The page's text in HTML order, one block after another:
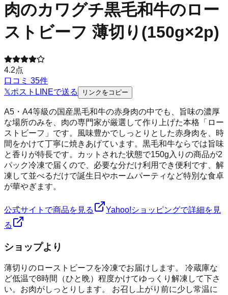
肉のカワグチ黒毛和牛のロー
ストビーフ 薄切り(150g×2p)
4.2点
口コミ 35件
𝕏ポスト LINEで送る リンクをコピー
A5・A4等級の国産黒毛和牛の赤身肉の中でも、旨味の濃厚
な場所のみを、肉の専門家が厳選して作り上げた本格「ロー
ストビーフ」です。風味豊かでしっとりとした赤身肉を、時
間をかけて丁寧に焼きあげています。黒毛和牛ならでは旨味
と香りが特長です。カットされた状態で150g入りの商品が2
パック冷凍で届くので、必要な分だけ利用でき便利です、解
凍して並べるだけで誕生日やホームパーティなど特別な食卓
が華やぎます。
公式サイトで商品を見る
Yahoo!ショッピングで詳細を見
る
ショップより
薄切りのローストビーフを冷凍でお届けします。 冷蔵庫な
ど低温で8時間（ひと晩）程度かけてゆっくり解凍して下さ
い。お肉がしっとりします。 お召し上がり前に少し常温に